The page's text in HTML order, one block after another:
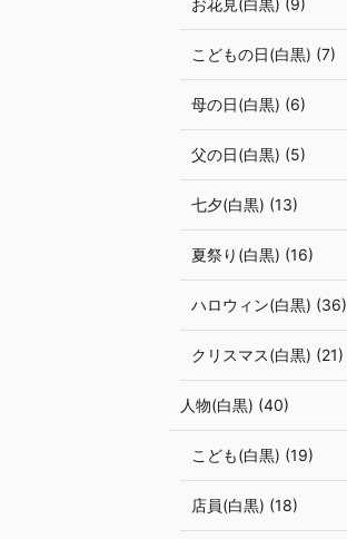
お花見(白黒) (9)
こどもの日(白黒) (7)
母の日(白黒) (6)
父の日(白黒) (5)
七夕(白黒) (13)
夏祭り(白黒) (16)
ハロウィン(白黒) (36)
クリスマス(白黒) (21)
人物(白黒) (40)
こども(白黒) (19)
店員(白黒) (18)